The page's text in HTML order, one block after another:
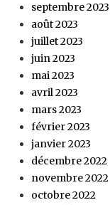
septembre 2023
août 2023
juillet 2023
juin 2023
mai 2023
avril 2023
mars 2023
février 2023
janvier 2023
décembre 2022
novembre 2022
octobre 2022